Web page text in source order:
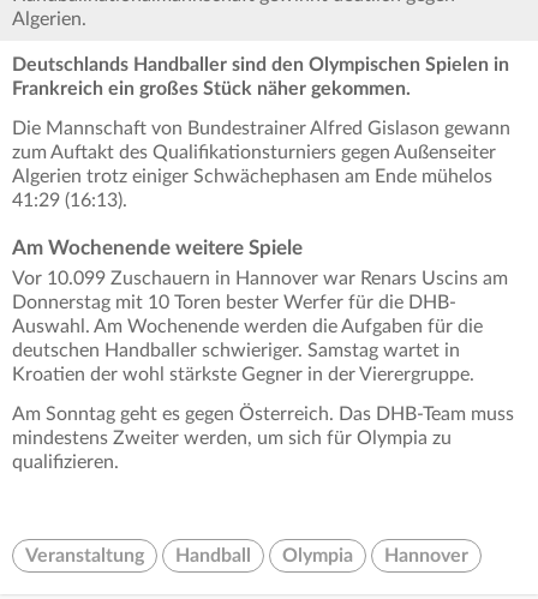
Algerien.
Deutschlands Handballer sind den Olympischen Spielen in
Frankreich ein großes Stück näher gekommen.
Die Mannschaft von Bundestrainer Alfred Gislason gewann
zum Auftakt des Qualifikationsturniers gegen Außenseiter
Algerien trotz einiger Schwächephasen am Ende mühelos
41:29 (16:13).
Am Wochenende weitere Spiele
Vor 10.099 Zuschauern in Hannover war Renars Uscins am
Donnerstag mit 10 Toren bester Werfer für die DHB-
Auswahl. Am Wochenende werden die Aufgaben für die
deutschen Handballer schwieriger. Samstag wartet in
Kroatien der wohl stärkste Gegner in der Vierergruppe.
Am Sonntag geht es gegen Österreich. Das DHB-Team muss
mindestens Zweiter werden, um sich für Olympia zu
qualifizieren.
Veranstaltung Handball Olympia Hannover